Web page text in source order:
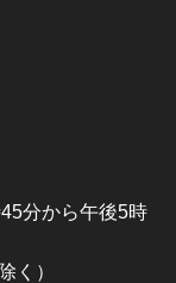
分から午後5時
く）